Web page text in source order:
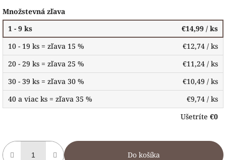
Množstevná zľava
1 - 9 ks
€14,99 / ks
10 - 19 ks = zľava 15 %
€12,74 / ks
20 - 29 ks = zľava 25 %
€11,24 / ks
30 - 39 ks = zľava 30 %
€10,49 / ks
40 a viac ks = zľava 35 %
€9,74 / ks
Ušetríte €0
Do košíka